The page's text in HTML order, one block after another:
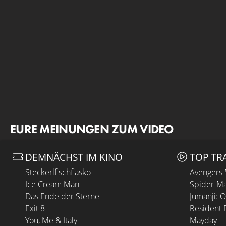
EURE MEINUNGEN ZUM VIDEO
DEMNÄCHST IM KINO
Steckerlfischfiasko
Ice Cream Man
Das Ende der Sterne
Exit 8
You, Me & Italy
TOP
Avengers
Spider-
Jumanji:
Resident
Mayday